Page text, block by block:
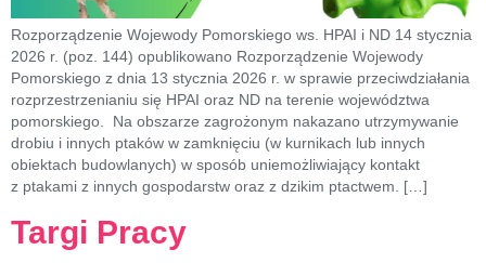
Rozporządzenie Wojewody Pomorskiego ws. HPAI i ND 14 stycznia
2026 r. (poz. 144) opublikowano Rozporządzenie Wojewody
Pomorskiego z dnia 13 stycznia 2026 r. w sprawie przeciwdziałania
rozprzestrzenianiu się HPAI oraz ND na terenie województwa
pomorskiego. Na obszarze zagrożonym nakazano utrzymywanie
drobiu i innych ptaków w zamknięciu (w kurnikach lub innych
obiektach budowlanych) w sposób uniemożliwiający kontakt
z ptakami z innych gospodarstw oraz z dzikim ptactwem. […]
Targi Pracy